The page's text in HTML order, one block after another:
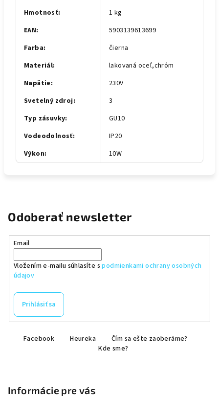
Hmotnosť:
1 kg
EAN:
5903139613699
Farba:
čierna
Materiál:
lakovaná oceľ,chróm
Napätie:
230V
Svetelný zdroj:
3
Typ zásuvky:
GU10
Vodeodolnosť:
IP20
Výkon: 10W
Odoberať newsletter
Email
Vložením e-mailu súhlasíte spodmienkami ochrany osobných
údajov
Prihlásiť sa
Facebook Heureka
Čím sa ešte zaoberáme?
Kde sme?
Informácie pre vás